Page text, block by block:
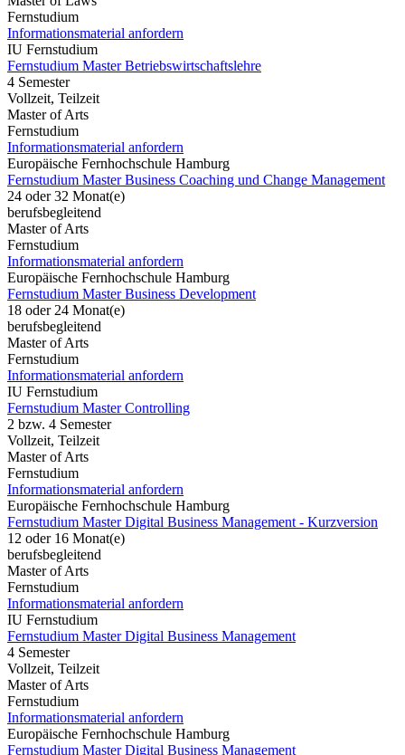
Fernstudium
Informationsmaterial anfordern
IU Fernstudium
Fernstudium Master Betriebswirtschaftslehre
4 Semester
Vollzeit, Teilzeit
Master of Arts
Fernstudium
Informationsmaterial anfordern
Europäische Fernhochschule Hamburg
Fernstudium Master Business Coaching und Change Management
24 oder 32 Monat(e)
berufsbegleitend
Master of Arts
Fernstudium
Informationsmaterial anfordern
Europäische Fernhochschule Hamburg
Fernstudium Master Business Development
18 oder 24 Monat(e)
berufsbegleitend
Master of Arts
Fernstudium
Informationsmaterial anfordern
IU Fernstudium
Fernstudium Master Controlling
2 bzw. 4 Semester
Vollzeit, Teilzeit
Master of Arts
Fernstudium
Informationsmaterial anfordern
Europäische Fernhochschule Hamburg
Fernstudium Master Digital Business Management - Kurzversion
12 oder 16 Monat(e)
berufsbegleitend
Master of Arts
Fernstudium
Informationsmaterial anfordern
IU Fernstudium
Fernstudium Master Digital Business Management
4 Semester
Vollzeit, Teilzeit
Master of Arts
Fernstudium
Informationsmaterial anfordern
Europäische Fernhochschule Hamburg
Fernstudium Master Digital Business Management